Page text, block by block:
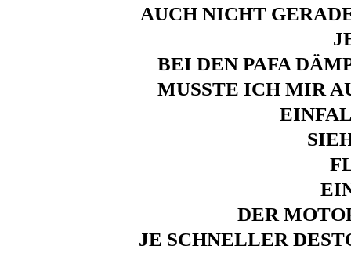
AUCH NICHT
BEI DEN PAFA
MUSSTE ICH MIR
DER
JE SCHNELLER